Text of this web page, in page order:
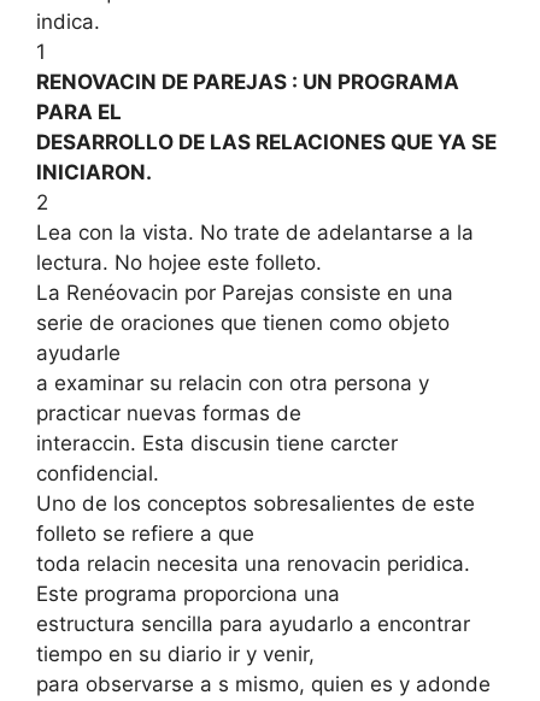
indica.
1
RENOVACIN DE PAREJAS : UN PROGRAMA
PARA EL
DESARROLLO DE LAS RELACIONES QUE YA SE
INICIARON.
2
Lea con la vista. No trate de adelantarse a la
lectura. No hojee este folleto.
La Renéovacin por Parejas consiste en una
serie de oraciones que tienen como objeto
ayudarle
a examinar su relacin con otra persona y
practicar nuevas formas de
interaccin. Esta discusin tiene carcter
confidencial.
Uno de los conceptos sobresalientes de este
folleto se refiere a que
toda relacin necesita una renovacin peridica.
Este programa proporciona una
estructura sencilla para ayudarlo a encontrar
tiempo en su diario ir y venir,
para observarse a s mismo, quien es y adonde